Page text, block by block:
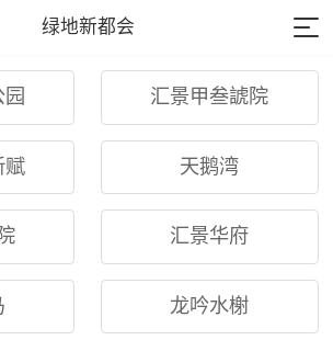
绿地新都会
汇景甲叁諕院
赋 天鹅湾
汇景华府
龙吟水榭